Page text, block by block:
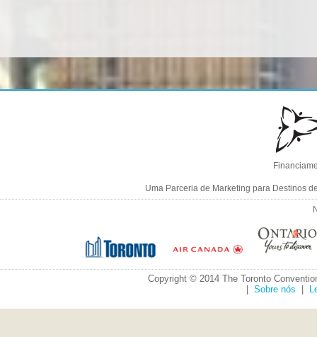
Uma Parceria de Marketing para Destinos
Copyright © 2014 The Toronto
Sobre nós